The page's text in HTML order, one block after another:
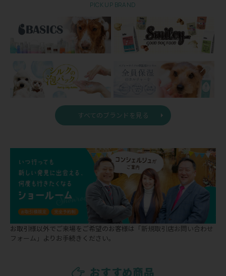
PICK UP BRAND
すべてのブランドを見る
お取引様以外でご来場をご希望のお客様は 「新規取引店お問い合わせ
フォーム」 よりお手続きください。
おすすめ商品